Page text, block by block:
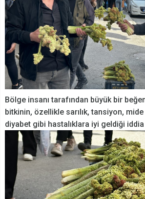
Bölge insanı tarafından büyük bir
bitkinin, özellikle sarılık, tansiyon, mide
diyabet gibi hastalıklara iyi geldiği